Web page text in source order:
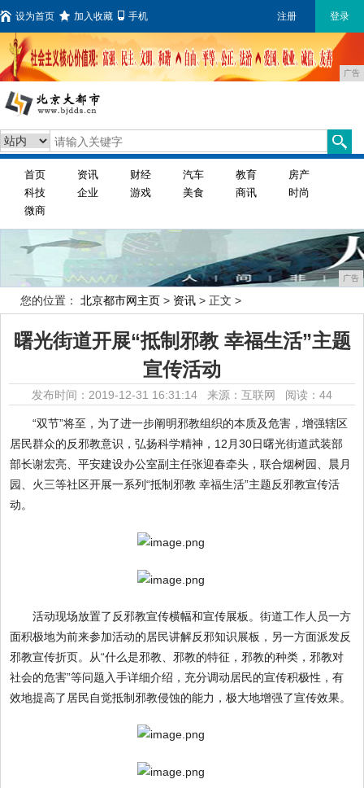
设为首页 加入收藏 手机 注册 登录
广告
首页 资讯 财经 汽车 教育
房产
科技
企业 游戏 美食 商讯
时尚
微商
广告
您的位置： 北京都市网主页 > 资讯 > 正文 >
曙光街道开展“抵制邪教 幸福生活”主题
宣传活动
发布时间：2019-12-31 16:31:14 来源：互联网 阅读：44
“双节”将至，为了进一步阐明邪教组织的本质及危害，增强辖区
居民群众的反邪教意识，弘扬科学精神，12月30日曙光街道武装部
部长谢宏亮、平安建设办公室副主任张迎春牵头，联合烟树园、晨月
园、火三等社区开展一系列“抵制邪教 幸福生活”主题反邪教宣传活
动。
活动现场放置了反邪教宣传横幅和宣传展板。街道工作人员一方
面积极地为前来参加活动的居民讲解反邪知识展板，另一方面派发反
邪教宣传折页。从“什么是邪教、邪教的特征，邪教的种类，邪教对
社会的危害”等问题入手详细介绍，充分调动居民的宣传积极性，有
效地提高了居民自觉抵制邪教侵蚀的能力，极大地增强了宣传效果。